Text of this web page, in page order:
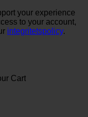
your experience
to your account,
integritetspolicy.
Cart